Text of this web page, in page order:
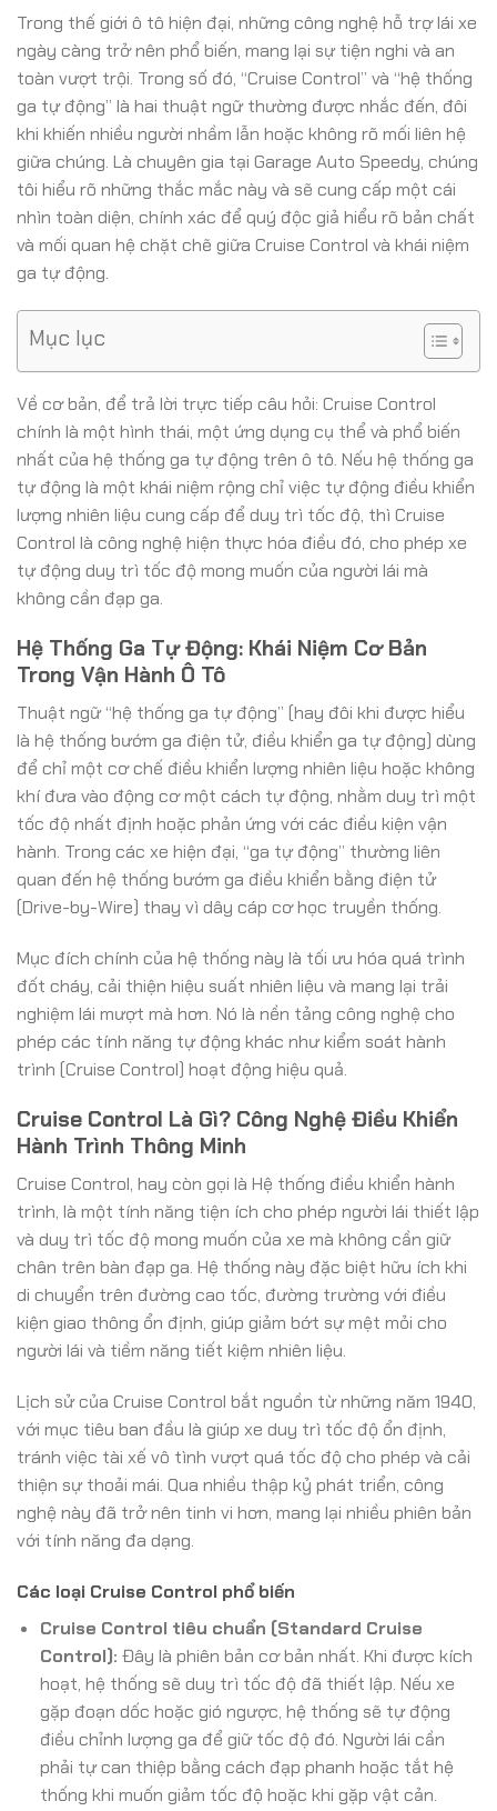
Trong thế giới ô tô hiện đại, những công nghệ hỗ trợ lái xe
ngày càng trở nên phổ biến, mang lại sự tiện nghi và an
toàn vượt trội. Trong số đó, “Cruise Control” và “hệ thống
ga tự động” là hai thuật ngữ thường được nhắc đến, đôi
khi khiến nhiều người nhầm lẫn hoặc không rõ mối liên hệ
giữa chúng. Là chuyên gia tại Garage Auto Speedy, chúng
tôi hiểu rõ những thắc mắc này và sẽ cung cấp một cái
nhìn toàn diện, chính xác để quý độc giả hiểu rõ bản chất
và mối quan hệ chặt chẽ giữa Cruise Control và khái niệm
ga tự động.
Mục lục
Về cơ bản, để trả lời trực tiếp câu hỏi: Cruise Control
chính là một hình thái, một ứng dụng cụ thể và phổ biến
nhất của hệ thống ga tự động trên ô tô. Nếu hệ thống ga
tự động là một khái niệm rộng chỉ việc tự động điều khiển
lượng nhiên liệu cung cấp để duy trì tốc độ, thì Cruise
Control là công nghệ hiện thực hóa điều đó, cho phép xe
tự động duy trì tốc độ mong muốn của người lái mà
không cần đạp ga.
Hệ Thống Ga Tự Động: Khái Niệm Cơ Bản
Trong Vận Hành Ô Tô
Thuật ngữ “hệ thống ga tự động” (hay đôi khi được hiểu
là hệ thống bướm ga điện tử, điều khiển ga tự động) dùng
để chỉ một cơ chế điều khiển lượng nhiên liệu hoặc không
khí đưa vào động cơ một cách tự động, nhằm duy trì một
tốc độ nhất định hoặc phản ứng với các điều kiện vận
hành. Trong các xe hiện đại, “ga tự động” thường liên
quan đến hệ thống bướm ga điều khiển bằng điện tử
(Drive-by-Wire) thay vì dây cáp cơ học truyền thống.
Mục đích chính của hệ thống này là tối ưu hóa quá trình
đốt cháy, cải thiện hiệu suất nhiên liệu và mang lại trải
nghiệm lái mượt mà hơn. Nó là nền tảng công nghệ cho
phép các tính năng tự động khác như kiểm soát hành
trình (Cruise Control) hoạt động hiệu quả.
Cruise Control Là Gì? Công Nghệ Điều Khiển
Hành Trình Thông Minh
Cruise Control, hay còn gọi là Hệ thống điều khiển hành
trình, là một tính năng tiện ích cho phép người lái thiết lập
và duy trì tốc độ mong muốn của xe mà không cần giữ
chân trên bàn đạp ga. Hệ thống này đặc biệt hữu ích khi
di chuyển trên đường cao tốc, đường trường với điều
kiện giao thông ổn định, giúp giảm bớt sự mệt mỏi cho
người lái và tiềm năng tiết kiệm nhiên liệu.
Lịch sử của Cruise Control bắt nguồn từ những năm 1940,
với mục tiêu ban đầu là giúp xe duy trì tốc độ ổn định,
tránh việc tài xế vô tình vượt quá tốc độ cho phép và cải
thiện sự thoải mái. Qua nhiều thập kỷ phát triển, công
nghệ này đã trở nên tinh vi hơn, mang lại nhiều phiên bản
với tính năng đa dạng.
Các loại Cruise Control phổ biến
Cruise Control tiêu chuẩn (Standard Cruise
Control): Đây là phiên bản cơ bản nhất. Khi được kích
hoạt, hệ thống sẽ duy trì tốc độ đã thiết lập. Nếu xe
gặp đoạn dốc hoặc gió ngược, hệ thống sẽ tự động
điều chỉnh lượng ga để giữ tốc độ đó. Người lái cần
phải tự can thiệp bằng cách đạp phanh hoặc tắt hệ
thống khi muốn giảm tốc độ hoặc khi gặp vật cản.